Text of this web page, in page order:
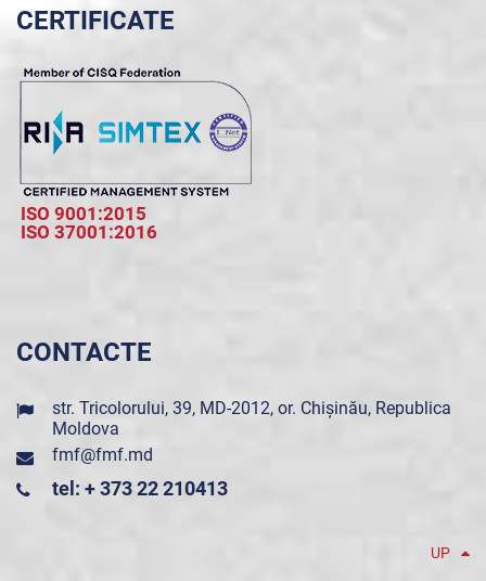
CERTIFICATE
ISO 9001:2015
ISO 37001:2016
CONTACTE
str. Tricolorului, 39, MD-2012, or. Chișinău, Republica
Moldova
fmf@fmf.md
tel: + 373 22 210413
UP